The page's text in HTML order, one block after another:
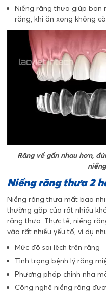
Niềng răng thưa giúp bạn
răng, khi ăn xong không
Răng về gần nhau hơn,
Niềng răng thưa 2
Niềng răng thưa mất bao
thường gặp của rất nhiều
răng thưa. Thực tế, niềng
vào rất nhiều yếu tố, ví dụ
Mức độ sai lệch trên răng
Tình trạng bệnh lý răng
Phương pháp chỉnh nha
Công nghệ niềng răng